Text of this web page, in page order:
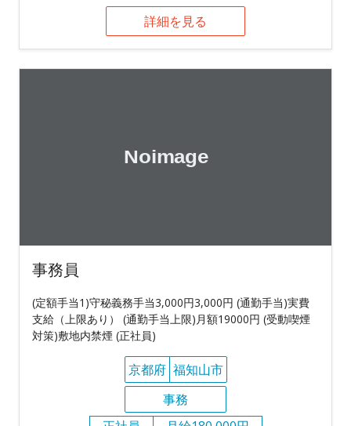
詳細を見る
事務員
(定額手当1)守秘義務手当3,000円3,000円 (通勤手当)実費
支給（上限あり） (通勤手当上限)月額19000円 (受動喫煙
対策)敷地内禁煙 (正社員)
京都府 福知山市
事務